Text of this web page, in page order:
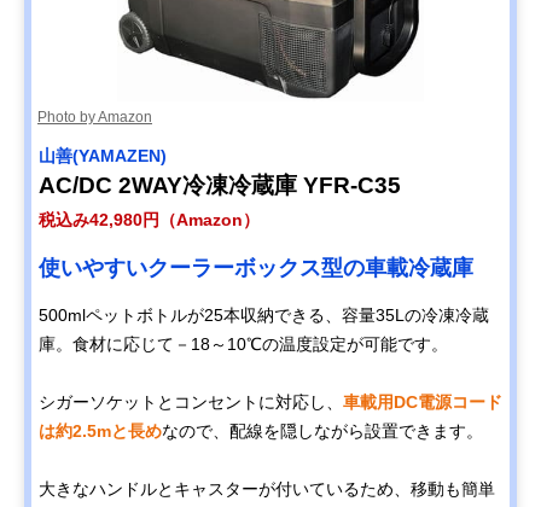
Photo by Amazon
山善(YAMAZEN)
AC/DC 2WAY冷凍冷蔵庫 YFR-C35
税込み42,980円（Amazon）
使いやすいクーラーボックス型の車載冷蔵庫
500mlペットボトルが25本収納できる、容量35Lの冷凍冷蔵
庫。食材に応じて－18～10℃の温度設定が可能です。
シガーソケットとコンセントに対応し、 車載用DC電源コード
は約2.5mと長めなので、配線を隠しながら設置できます。
大きなハンドルとキャスターが付いているため、移動も簡単